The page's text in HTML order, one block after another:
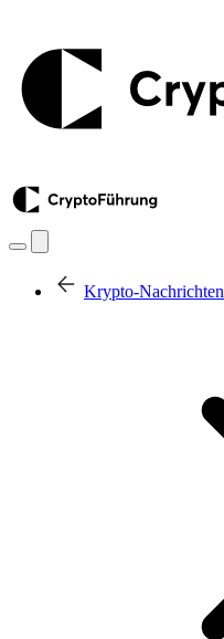
Krypto-Nachrichten